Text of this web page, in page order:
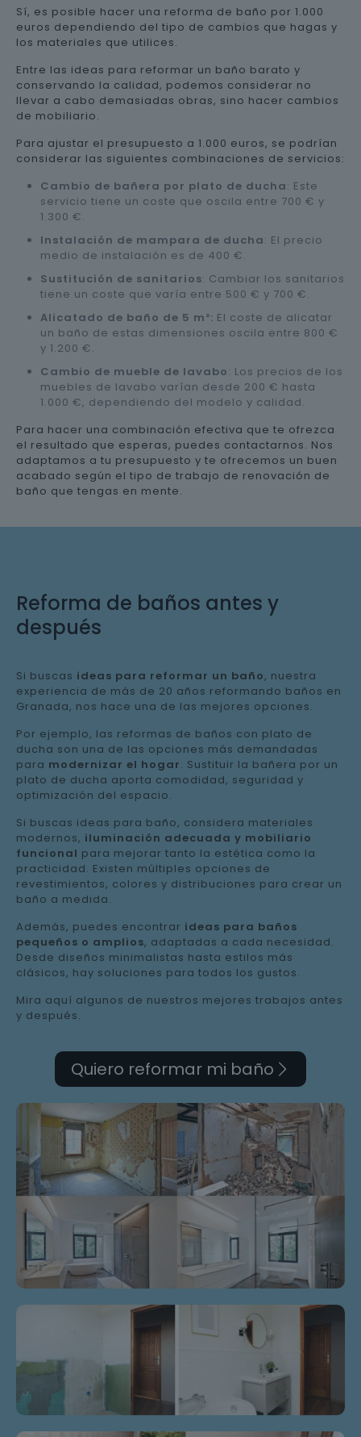
Sí, es posible hacer una reforma de baño por 1.000
euros dependiendo del tipo de cambios que hagas y
los materiales que utilices.
Entre las ideas para reformar un baño barato y
conservando la calidad, podemos considerar no
llevar a cabo demasiadas obras, sino hacer cambios
de mobiliario.
Para ajustar el presupuesto a 1.000 euros, se podrían
considerar las siguientes combinaciones de servicios:
Cambio de bañera por plato de ducha: Este
servicio tiene un coste que oscila entre 700 € y
1.300 €.
Instalación de mampara de ducha: El precio
medio de instalación es de 400 €.
Sustitución de sanitarios: Cambiar los sanitarios
tiene un coste que varía entre 500 € y 700 €.
Alicatado de baño de 5 m²: El coste de alicatar
un baño de estas dimensiones oscila entre 800 €
y 1.200 €.
Cambio de mueble de lavabo: Los precios de los
muebles de lavabo varían desde 200 € hasta
1.000 €, dependiendo del modelo y calidad.
Para hacer una combinación efectiva que te ofrezca
el resultado que esperas, puedes contactarnos. Nos
adaptamos a tu presupuesto y te ofrecemos un buen
acabado según el tipo de trabajo de renovación de
baño que tengas en mente.
Reforma de baños antes y
después
Si buscas ideas para reformar un baño, nuestra
experiencia de más de 20 años reformando baños en
Granada, nos hace una de las mejores opciones.
Por ejemplo, las reformas de baños con plato de
ducha son una de las opciones más demandadas
para modernizar el hogar. Sustituir la bañera por un
plato de ducha aporta comodidad, seguridad y
optimización del espacio.
Si buscas ideas para baño, considera materiales
modernos, iluminación adecuada y mobiliario
funcional para mejorar tanto la estética como la
practicidad. Existen múltiples opciones de
revestimientos, colores y distribuciones para crear un
baño a medida.
Además, puedes encontrar ideas para baños
pequeños o amplios, adaptadas a cada necesidad.
Desde diseños minimalistas hasta estilos más
clásicos, hay soluciones para todos los gustos.
Mira aquí algunos de nuestros mejores trabajos antes
y después.
Quiero reformar mi baño